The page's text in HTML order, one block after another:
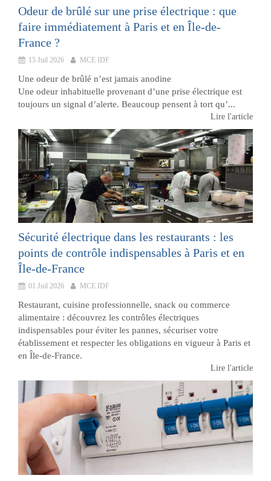
Odeur de brûlé sur une prise électrique : que
faire immédiatement à Paris et en Île-de-
France ?
15 Juil 2026 MCE IDF
Une odeur de brûlé n’est jamais anodine
Une odeur inhabituelle provenant d’une prise électrique est
toujours un signal d’alerte. Beaucoup pensent à tort qu’...
Lire l'article
Sécurité électrique dans les restaurants : les
points de contrôle indispensables à Paris et en
Île-de-France
01 Juil 2026 MCE IDF
Restaurant, cuisine professionnelle, snack ou commerce
alimentaire : découvrez les contrôles électriques
indispensables pour éviter les pannes, sécuriser votre
établissement et respecter les obligations en vigueur à Paris et
en Île-de-France.
Lire l'article